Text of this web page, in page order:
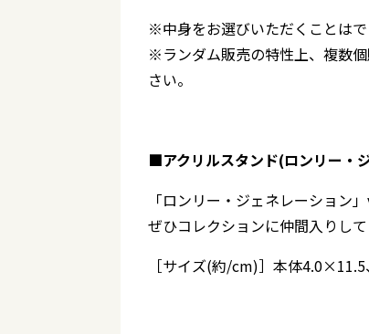
※中身をお選びいただくことはで
※ランダム販売の特性上、複数
さい。
■アクリルスタンド(ロンリー
「ロンリー・ジェネレーション
ぜひコレクションに仲間入りし
［サイズ(約/cm)］本体